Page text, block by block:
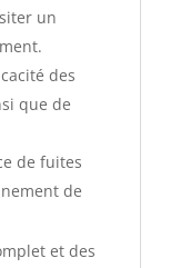
un
des
que de
de fuites
de
et des